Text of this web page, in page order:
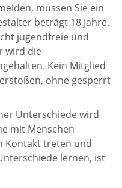
müssen Sie ein
beträgt 18 Jahre.
jugendfreie und
wird die
Kein Mitglied
ohne gesperrt
Unterschiede wird
mit Menschen
Kontakt treten und
lernen, ist